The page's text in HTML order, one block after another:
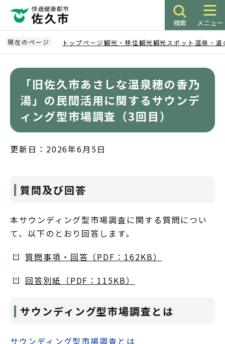
ペ
ー
ジ
検索 メニュー
現在のページ トップページ観光・移住観光観光スポット温泉・道
「旧佐久市あさしな温泉穂の香乃
湯」の民間活用に関するサウンデ
ィング型市場調査（3回目）
更新日：2026年6月5日
質問及び回答
本サウンディング型市場調査に関する質問につい
て、以下のとおり回答します。
質問事項・回答（PDF：162KB）
回答別紙（PDF：115KB）
サウンディング型市場調査とは
サウンディング型市場調査とは